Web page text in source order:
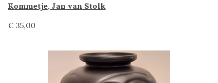
Kommetje, Jan van Stolk
€ 35,00